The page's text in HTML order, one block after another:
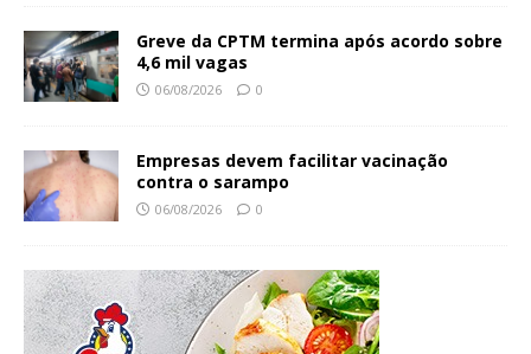
Greve da CPTM termina após acordo sobre
4,6 mil vagas
06/08/2026 0
Empresas devem facilitar vacinação
contra o sarampo
06/08/2026 0